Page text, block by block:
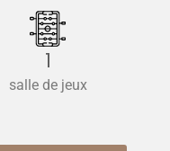
1
salle de jeux